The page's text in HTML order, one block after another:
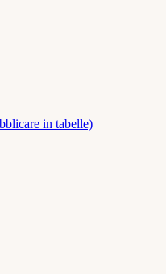
in tabelle)